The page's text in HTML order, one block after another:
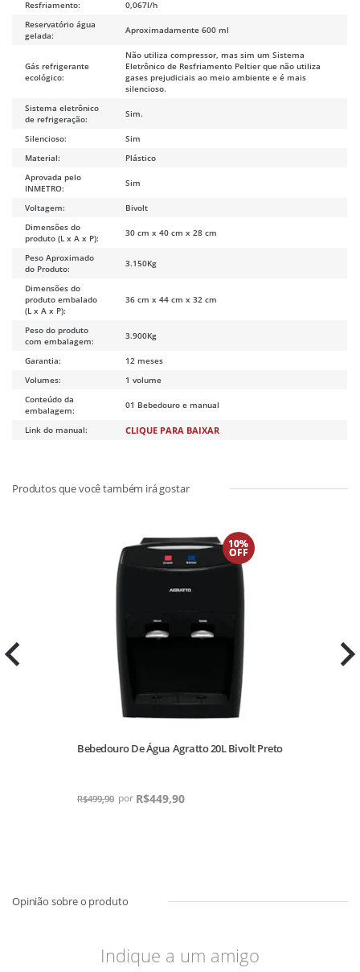
Resfriamento:
0,067l/h
Reservatório água
gelada:
Aproximadamente 600 ml
Gás refrigerante
ecológico:
Não utiliza compressor, mas sim um Sistema
Eletrônico de Resfriamento Peltier que não utiliza
gases prejudiciais ao meio ambiente e é mais
silencioso.
Sistema eletrônico
de refrigeração:
Sim.
Silencioso:
Sim
Material:
Plástico
Aprovada pelo
INMETRO:
Sim
Voltagem:
Bivolt
Dimensões do
produto (L x A x P):
30 cm x 40 cm x 28 cm
Peso Aproximado
do Produto:
3.150Kg
Dimensões do
produto embalado
(L x A x P):
36 cm x 44 cm x 32 cm
Peso do produto
com embalagem:
3.900Kg
Garantia:
12 meses
Volumes:
1 volume
Conteúdo da
embalagem:
01 Bebedouro e manual
Link do manual: CLIQUE PARA BAIXAR
10%
OFF
Bebedouro De Água Agratto 20L Bivolt Preto
R$499,90 R$449,90
Indique a um amigo